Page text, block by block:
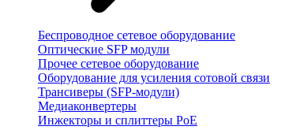
Беспроводное сетевое оборудование
Оптические SFP модули
Прочее сетевое оборудование
Оборудование для усиления сотовой связи
Трансиверы (SFP-модули)
Медиаконвертеры
Инжекторы и сплиттеры PoE